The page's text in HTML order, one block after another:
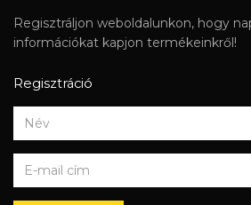
Regisztráljon weboldalunkon, hogy
információkat kapjon termékeinkről!
Regisztráció